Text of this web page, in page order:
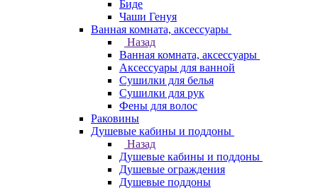
Биде
Чаши Генуя
Ванная комната, аксессуары
Назад
Ванная комната, аксессуары
Аксессуары для ванной
Сушилки для белья
Сушилки для рук
Фены для волос
Раковины
Душевые кабины и поддоны
Назад
Душевые кабины и поддоны
Душевые ограждения
Душевые поддоны